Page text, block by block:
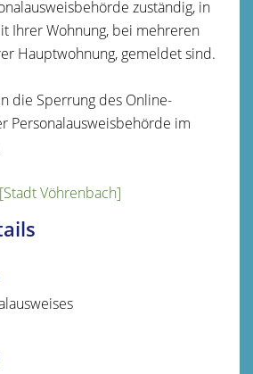
zuständig, in
Ihrer Wohnung, bei mehreren
Hauptwohnung, gemeldet sind.
die Sperrung des Online-
Personalausweisbehörde im
Vöhrenbach]